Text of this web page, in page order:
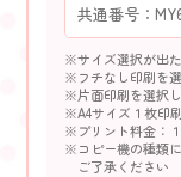
共通番号：
※サイズ選択が出
※フチなし印刷を
※片面印刷を選択
※A4サイズ１枚印
※プリント料金：１
※コピー機の種類
ご了承ください